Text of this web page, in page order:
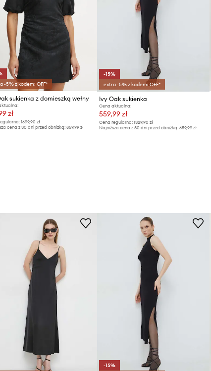
-5% z kodem: OFF*
sukienka z domieszką wełny
zł
1699,90 zł
cena z 30 dni przed obniżką: 859,99 zł
-15%
extra -5% z kodem: OFF*
Ivy Oak sukienka
Cena aktualna:
559,99 zł
Cena regularna: 1329,90 zł
Najniższa cena z 30 dni przed obniżką: 659,99 zł
-15%